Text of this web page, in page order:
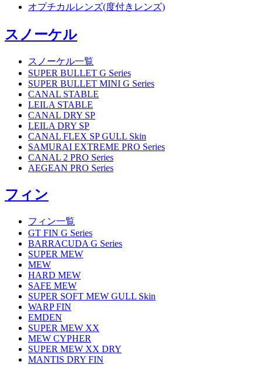
オプチカルレンズ(度付きレンズ)
スノーケル
スノーケル一覧
SUPER BULLET G Series
SUPER BULLET MINI G Series
CANAL STABLE
LEILA STABLE
CANAL DRY SP
LEILA DRY SP
CANAL FLEX SP GULL Skin
SAMURAI EXTREME PRO Series
CANAL 2 PRO Series
AEGEAN PRO Series
フィン
フィン一覧
GT FIN G Series
BARRACUDA G Series
SUPER MEW
MEW
HARD MEW
SAFE MEW
SUPER SOFT MEW GULL Skin
WARP FIN
EMDEN
SUPER MEW XX
MEW CYPHER
SUPER MEW XX DRY
MANTIS DRY FIN